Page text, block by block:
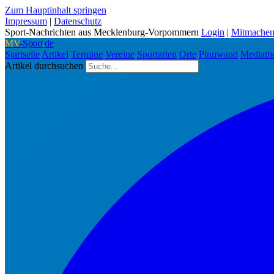
Zum Hauptinhalt springen
Impressum | Datenschutz
Sport-Nachrichten aus Mecklenburg-Vorpommern Login | Mitmachen
MV-Sport.de
Startseite Artikel Termine Vereine Sportarten Orte Pinnwand
Artikel durchsuchen